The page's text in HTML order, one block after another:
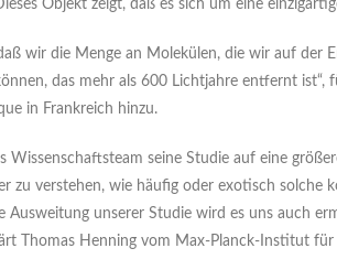
Objekt zeigt, daß es sich um eine
wir die Menge an Molekülen, die wir auf der
das mehr als 600 Lichtjahre entfernt ist“,
in Frankreich hinzu.
Wissenschaftsteam seine Studie auf eine
zu verstehen, wie häufig oder exotisch solche
Ausweitung unserer Studie wird es uns auch
Thomas Henning vom Max-Planck-Institut